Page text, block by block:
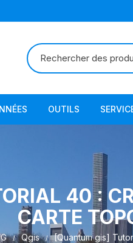
OUTILS
40 :
CARTE
Qgis [Quantum gis]